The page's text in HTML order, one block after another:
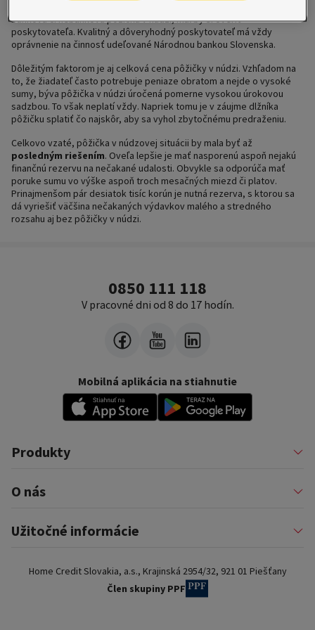
bankovú či nebankovú pôžičku v núdzi, mal by si overiť
poskytovateľa. Kvalitný a dôveryhodný poskytovateľ má vždy
oprávnenie na činnosť udeľované Národnou bankou Slovenska.
Dôležitým faktorom je aj celková cena pôžičky v núdzi. Vzhľadom na
to, že žiadateľ často potrebuje peniaze obratom a nejde o vysoké
sumy, býva pôžička v núdzi úročená pomerne vysokou úrokovou
sadzbou. To však neplatí vždy. Napriek tomu je v záujme dlžníka
pôžičku splatiť čo najskôr, aby sa vyhol zbytočnému predraženiu.
Celkovo vzaté, pôžička v núdzovej situácii by mala byť až
posledným riešením. Oveľa lepšie je mať nasporenú aspoň nejakú
finančnú rezervu na nečakané udalosti. Obvykle sa odporúča mať
poruke sumu vo výške aspoň troch mesačných miezd či platov.
Prinajmenšom pár desiatok tisíc korún je nutná rezerva, s ktorou sa
dá vyriešiť väčšina nečakaných výdavkov malého a stredného
rozsahu aj bez pôžičky v núdzi.
0850 111 118
V pracovné dni od 8 do 17 hodín.
Mobilná aplikácia na stiahnutie
Produkty
Pôžičky
Financovanie podnikateľov
Nákup na splátky a karty
Auto na splátky
O nás
Profil firmy
Pomáhame
Blog
Užitočné informácie
Najčastejšie otázky
Dokumenty na stiahnutie
Home Credit Slovakia, a.s., Krajinská 2954/32, 921 01 Piešťany
Člen skupiny PPF